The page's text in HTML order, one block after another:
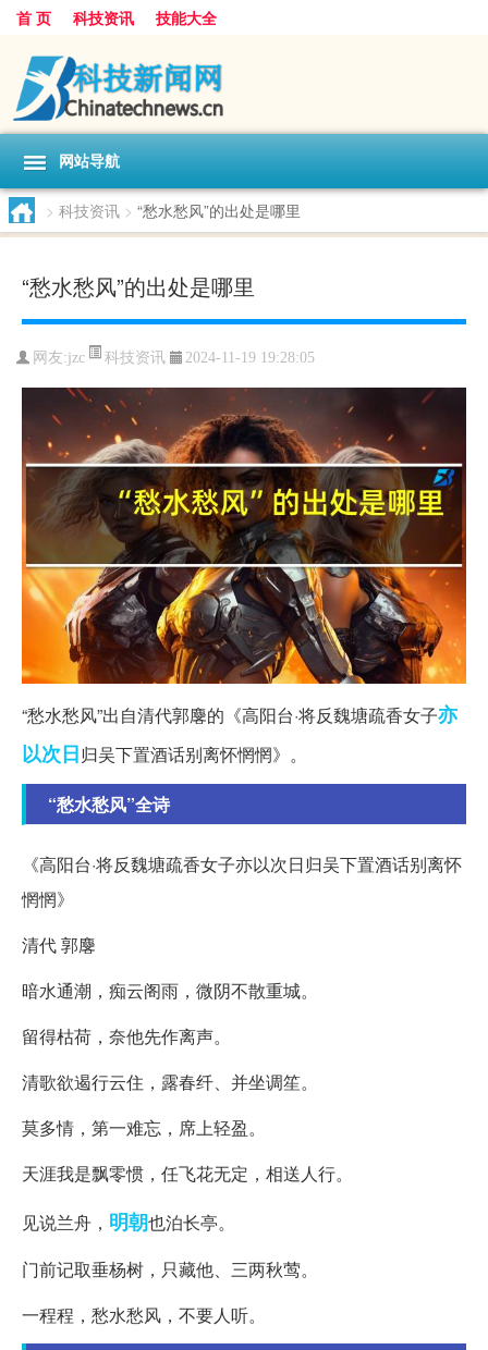
首 页 科技资讯 技能大全
网站导航
> 科技资讯 > “愁水愁风”的出处是哪里
“愁水愁风”的出处是哪里
网友:jzc 科技资讯 2024-11-19 19:28:05
“愁水愁风”出自清代郭麐的《高阳台·将反魏塘疏香女子亦
以次日归吴下置酒话别离怀惘惘》。
“愁水愁风”全诗
《高阳台·将反魏塘疏香女子亦以次日归吴下置酒话别离怀
惘惘》
清代 郭麐
暗水通潮，痴云阁雨，微阴不散重城。
留得枯荷，奈他先作离声。
清歌欲遏行云住，露春纤、并坐调笙。
莫多情，第一难忘，席上轻盈。
天涯我是飘零惯，任飞花无定，相送人行。
见说兰舟， 明朝也泊长亭。
门前记取垂杨树，只藏他、三两秋莺。
一程程，愁水愁风，不要人听。